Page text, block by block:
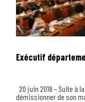
Exécutif
20 juin 2018 – Suite à
démissionner de son